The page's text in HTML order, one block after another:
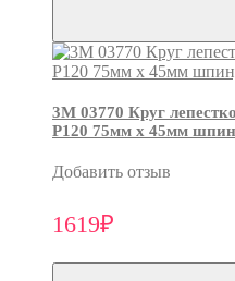
3М 03770 Круг
P120 75мм х 45мм
Добавить отзыв
1619₽